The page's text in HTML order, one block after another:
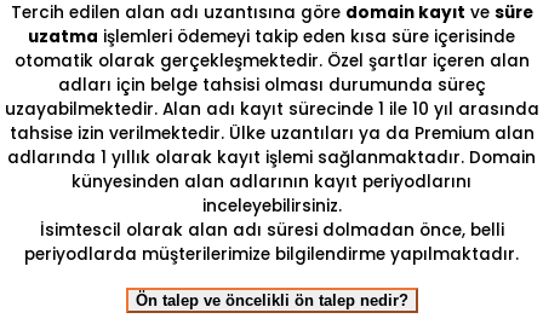
Tercih edilen alan adı uzantısına göre domain kayıt ve süre
uzatma işlemleri ödemeyi takip eden kısa süre içerisinde
otomatik olarak gerçekleşmektedir. Özel şartlar içeren alan
adları için belge tahsisi olması durumunda süreç
uzayabilmektedir. Alan adı kayıt sürecinde 1 ile 10 yıl arasında
tahsise izin verilmektedir. Ülke uzantıları ya da Premium alan
adlarında 1 yıllık olarak kayıt işlemi sağlanmaktadır. Domain
künyesinden alan adlarının kayıt periyodlarını
inceleyebilirsiniz.
İsimtescil olarak alan adı süresi dolmadan önce, belli
periyodlarda müşterilerimize bilgilendirme yapılmaktadır.
Ön talep ve öncelikli ön talep nedir?